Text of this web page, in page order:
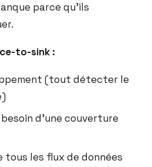
parce qu’ils
to-sink :
(tout détecter le
d’une couverture
tous les flux de données